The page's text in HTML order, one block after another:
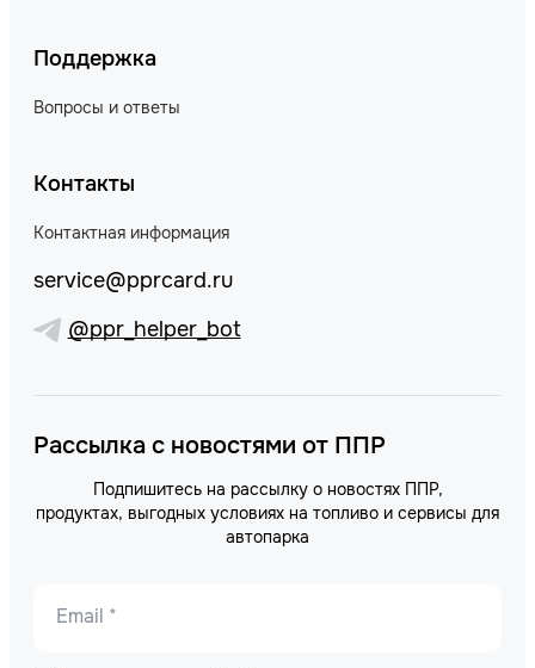
Поддержка
Вопросы и ответы
Контакты
Контактная информация
service@pprcard.ru
@ppr_helper_bot
Рассылка с новостями от ППР
Подпишитесь на рассылку о новостях ППР,
продуктах, выгодных условиях на топливо и сервисы для
автопарка
Email *